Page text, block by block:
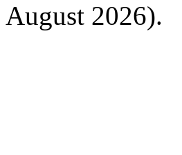
August 2026).